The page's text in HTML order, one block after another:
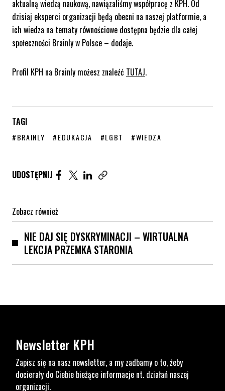
aktualną wiedzą naukową, nawiązaliśmy współpracę z KPH. Od
dzisiaj eksperci organizacji będą obecni na naszej platformie, a
ich wiedza na tematy równościowe dostępna będzie dla całej
społeczności Brainly w Polsce – dodaje.
Profil KPH na Brainly możesz znaleźć TUTAJ.
TAGI
STRONA TAGU WPISÓW
#BRAINLY STRONA TAGU WPISÓW
#EDUKACJA STRONA TAGU WPISÓW
#LGBT STRONA TAGU WPISÓW
#WIEDZA
UDOSTĘPNIJ Udostępnij artykuł na Facebook. Strona otwiera się
Udostępnij artykuł na Twitter. Strona otwiera
Udostępnij artykuł na Linkedin. Strona
Zobacz również
NIE DAJ SIĘ DYSKRYMINACJI – WIRTUALNA
LEKCJA PRZEMKA STARONIA
Newsletter KPH
Zapisz się na nasz newsletter, a my zadbamy o to, żeby
docierały do Ciebie bieżące informacje nt. działań naszej
organizacji.